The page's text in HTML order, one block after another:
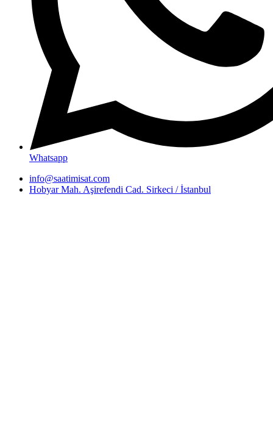
Whatsapp
info@saatimisat.com
Hobyar Mah. Aşirefendi Cad. Sirkeci / İstanbul